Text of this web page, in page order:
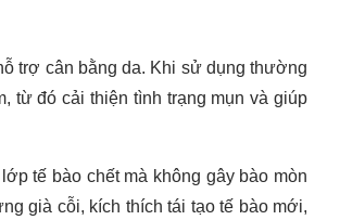
trợ cân bằng da. Khi sử dụng thường
từ đó cải thiện tình trạng mụn và giúp
tế bào chết mà không gây bào mòn
già cỗi, kích thích tái tạo tế bào mới,